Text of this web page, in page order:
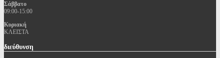
Σάββατο
09:00-15:00
Κυριακή
ΚΛΕΙΣΤΑ
διεύθυνση